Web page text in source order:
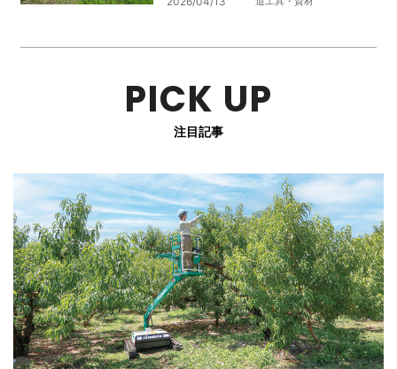
PICK UP
注目記事